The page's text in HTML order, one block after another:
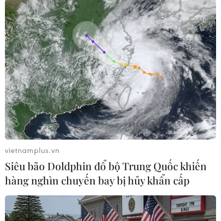
#Biển Đông #Rét hại #Rét đậm #Không khí lạnh
Theo dõi VietnamPlus
TIN CÙNG CHUYÊN MỤC
vietnamplus.vn
Siêu bão Doldphin đổ bộ Trung Quốc khiến
hàng nghìn chuyến bay bị hủy khẩn cấp